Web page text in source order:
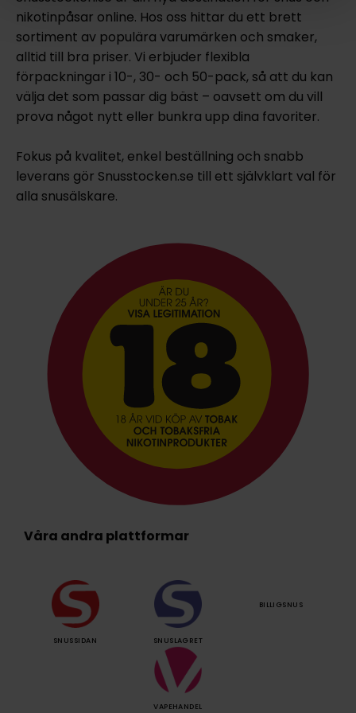
nikotinpåsar online. Hos oss hittar du ett brett
sortiment av populära varumärken och smaker,
alltid till bra priser. Vi erbjuder flexibla
förpackningar i 10-, 30- och 50-pack, så att du kan
välja det som passar dig bäst – oavsett om du vill
prova något nytt eller bunkra upp dina favoriter.
Fokus på kvalitet, enkel beställning och snabb
leverans gör Snusstocken.se till ett självklart val för
alla snusälskare.
Våra andra plattformar
SNUSSIDAN SNUSLAGRET
BILLIGSNUS
VAPEHANDEL